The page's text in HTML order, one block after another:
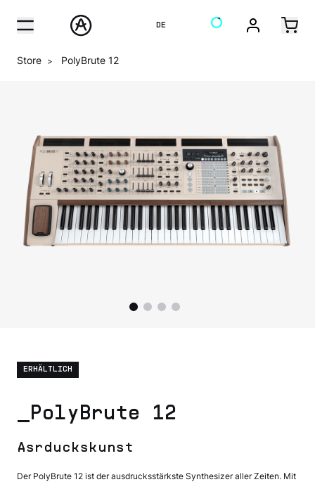
DE
Store > PolyBrute 12
ERHÄLTLICH
_PolyBrute 12
Asrduckskunst
Der PolyBrute 12 ist der ausdrucksstärkste Synthesizer aller Zeiten. Mit